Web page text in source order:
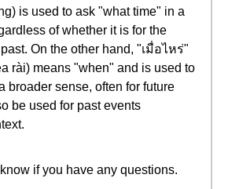
is used to ask "what time" in a
of whether it is for the
On the other hand, "เมื่อไหร่"
rài) means "when" and is used to
broader sense, often for future
be used for past events
if you have any questions.